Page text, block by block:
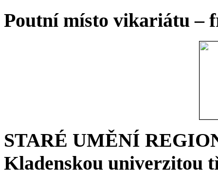
Poutní místo vikariátu –
STARÉ UMĚNÍ
Kladenskou univerzitou